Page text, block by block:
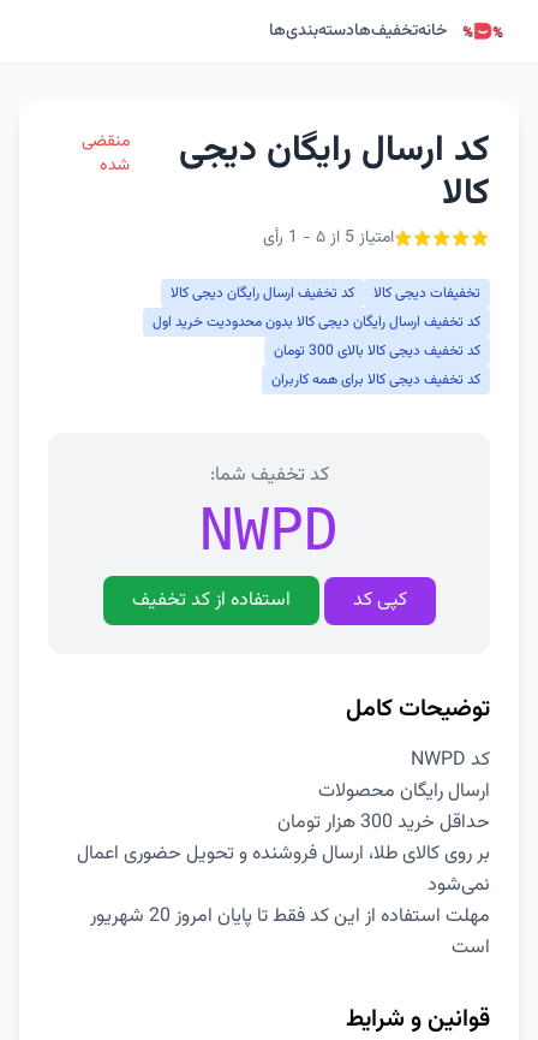
خانهتخفیف‌هادسته‌بندی‌ها
کد ارسال رایگان دیجی
کالا
امتیاز 5 از ۵ - 1 رأی
منقضی
شده
تخفیفات دیجی کالا
کد تخفیف ارسال رایگان دیجی کالا
کد تخفیف ارسال رایگان دیجی کالا بدون محدودیت خرید اول
کد تخفیف دیجی کالا بالای 300 تومان
کد تخفیف دیجی کالا برای همه کاربران
کد تخفیف شما:
NWPD
کپی کد استفاده از کد تخفیف
توضیحات کامل
کد NWPD
ارسال رایگان محصولات
حداقل خرید 300 هزار تومان
بر روی کالای طلا، ارسال فروشنده و تحویل حضوری اعمال
نمی‌شود
مهلت استفاده از این کد فقط تا پایان امروز 20 شهریور
است
قوانین و شرایط